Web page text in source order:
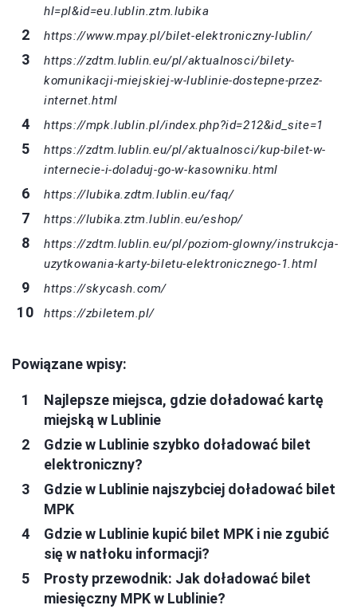
hl=pl&id=eu.lublin.ztm.lubika
https://www.mpay.pl/bilet-elektroniczny-lublin/
https://zdtm.lublin.eu/pl/aktualnosci/bilety-
komunikacji-miejskiej-w-lublinie-dostepne-przez-
internet.html
https://mpk.lublin.pl/index.php?id=212&id_site=1
https://zdtm.lublin.eu/pl/aktualnosci/kup-bilet-w-
internecie-i-doladuj-go-w-kasowniku.html
https://lubika.zdtm.lublin.eu/faq/
https://lubika.ztm.lublin.eu/eshop/
https://zdtm.lublin.eu/pl/poziom-glowny/instrukcja-
uzytkowania-karty-biletu-elektronicznego-1.html
https://skycash.com/
https://zbiletem.pl/
Powiązane wpisy:
Najlepsze miejsca, gdzie doładować kartę
miejską w Lublinie
Gdzie w Lublinie szybko doładować bilet
elektroniczny?
Gdzie w Lublinie najszybciej doładować bilet
MPK
Gdzie w Lublinie kupić bilet MPK i nie zgubić
się w natłoku informacji?
Prosty przewodnik: Jak doładować bilet
miesięczny MPK w Lublinie?